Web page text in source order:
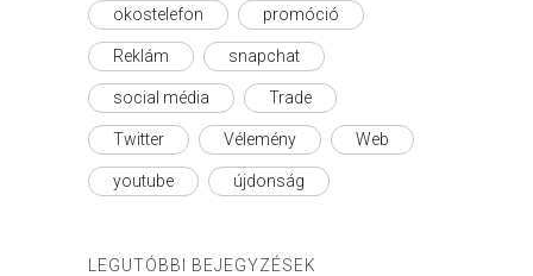
okostelefon promóció
Reklám snapchat
social média Trade
Twitter Vélemény Web
youtube újdonság
LEGUTÓBBI BEJEGYZÉSEK